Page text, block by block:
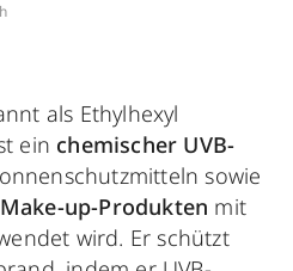
als Ethylhexyl
ein chemischer UVB-
sowie
up-Produkten mit
wird. Er schützt